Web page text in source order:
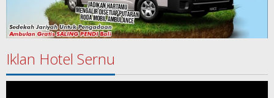
Iklan Hotel Sernu